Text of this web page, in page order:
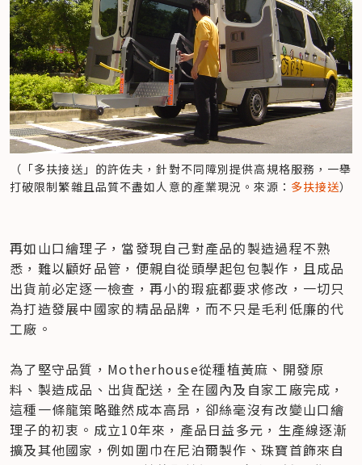
（「多扶接送」的許佐夫，針對不同障別提供高規格服務，一舉
打破限制繁雜且品質不盡如人意的產業現況。來源： 多扶接送）
再如山口繪理子，當發現自己對產品的製造過程不熟
悉，難以顧好品管，便親自從頭學起包包製作，且成品
出貨前必定逐一檢查，再小的瑕疵都要求修改，一切只
為打造發展中國家的精品品牌，而不只是毛利低廉的代
工廠。
為了堅守品質，Motherhouse從種植黃麻、開發原
料、製造成品、出貨配送，全在國內及自家工廠完成，
這種一條龍策略雖然成本高昂，卻絲毫沒有改變山口繪
理子的初衷。成立10年來，產品日益多元，生產線逐漸
擴及其他國家，例如圍巾在尼泊爾製作、珠寶首飾來自